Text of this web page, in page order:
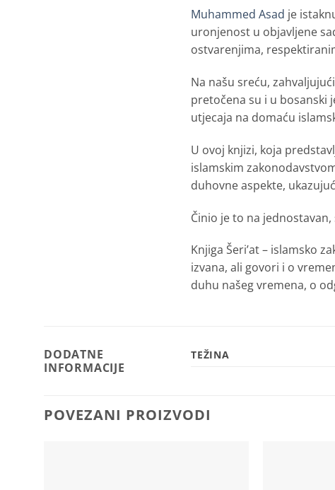
Muhammed Asad je
uronjenost u objavljene
ostvarenjima,
Na našu sreću,
pretočena su i u bosanski
utjecaja na domaću
U ovoj knjizi, koja
islamskim
duhovne aspekte,
Činio je to na
Knjiga Šeri’at – islamsko
izvana, ali govori i o
duhu našeg vremena, o
DODATNE
INFORMACIJE
TEŽINA
POVEZANI PROIZVODI